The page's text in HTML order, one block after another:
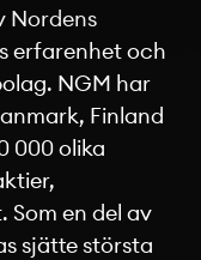
Nordens
erfarenhet och
NGM har
Finland
000 olika
Som en del av
sjätte största